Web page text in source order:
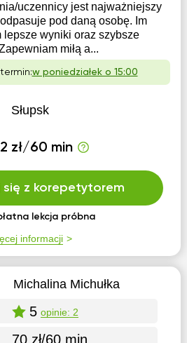
uczennicy jest najważniejszy
pod daną osobę. Im
lepsze wyniki oraz szybsze
miłą a...
w poniedziałek o 15:00
Słupsk
zł/60 min
się z korepetytorem
lekcja próbna
informacji
Michalina Michułka
5 opinie: 2
70 zł/60 min